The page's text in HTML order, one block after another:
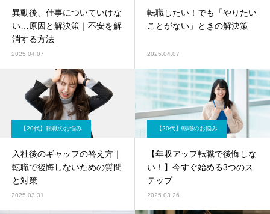
異動後、仕事についていけな
い…原因と解決策｜不安を解
消する方法
2025.04.07
転職したい！でも「やりたい
ことがない」ときの解決策
2025.04.07
【20代】転職のお悩み
入社後のギャップの答え方｜
転職で後悔しないための質問
と対策
2025.03.31
【20代】転職のお悩み
【年収アップ転職で後悔しな
い！】今すぐ始める3つのス
テップ
2025.03.26